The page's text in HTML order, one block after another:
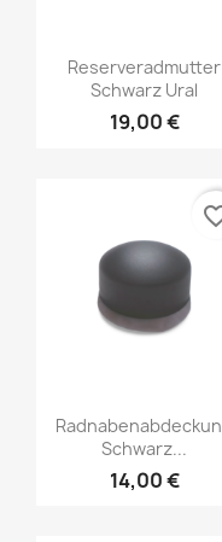
Reserveradmutter
Schwarz Ural
19,00 €
Schwarz...
14,00 €